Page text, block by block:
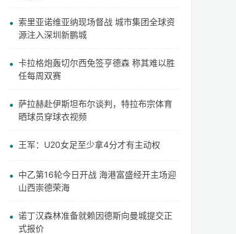
索里亚诺维亚纳现场督战 城市集团全球资
源注入深圳新鹏城
卡拉格炮轰切尔西免签亨德森 称其难以胜
任每周双赛
萨拉赫赴伊斯坦布尔谈判，特拉布宗体育
晒球员穿球衣视频
王军：U20女足至少拿4分才有主动权
中乙第16轮今日开战 海港富盛经开主场迎
山西崇德荣海
诺丁汉森林准备就赖因德斯向曼城提交正
式报价